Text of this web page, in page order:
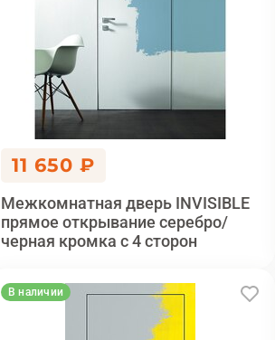
11 650 ₽
Межкомнатная дверь INVISIBLE
прямое открывание серебро/
черная кромка с 4 сторон
В наличии